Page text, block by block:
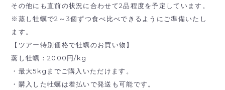
その他にも直前の状況に合わせて2品程度を予定しています。
※蒸し牡蠣で2～3個ずつ食べ比べできるようにご準備いたし
ます。
【ツアー特別価格で牡蠣のお買い物 】
蒸し牡蠣：2000円/kg
・最大5kgまでご購入いただけます。
・購入した牡蠣は着払いで発送も可能です。